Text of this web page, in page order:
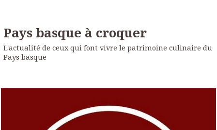
Pays basque à croquer
L'actualité de ceux qui font vivre le patrimoine culinaire du
Pays basque